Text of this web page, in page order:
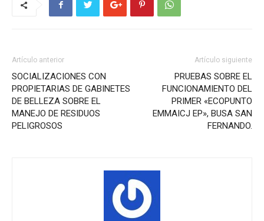
Artículo anterior
SOCIALIZACIONES CON
PROPIETARIAS DE GABINETES
DE BELLEZA SOBRE EL
MANEJO DE RESIDUOS
PELIGROSOS
Artículo siguiente
PRUEBAS SOBRE EL
FUNCIONAMIENTO DEL
PRIMER «ECOPUNTO
EMMAICJ EP», BUSA SAN
FERNANDO.